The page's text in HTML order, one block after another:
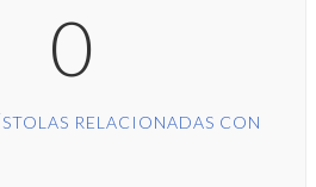
0
RELACIONADAS CON